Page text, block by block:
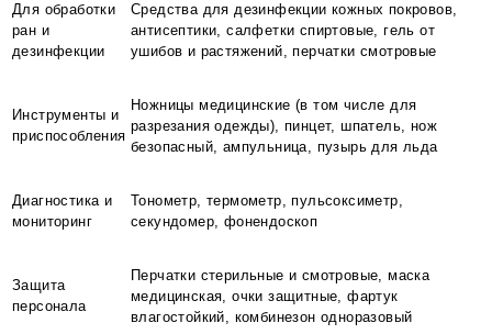
Для обработки
ран и
дезинфекции
Средства для дезинфекции кожных покровов,
антисептики, салфетки спиртовые, гель от
ушибов и растяжений, перчатки смотровые
Инструменты и
приспособления
Ножницы медицинские (в том числе для
разрезания одежды), пинцет, шпатель, нож
безопасный, ампульница, пузырь для льда
Диагностика и
мониторинг
Тонометр, термометр, пульсоксиметр,
секундомер, фонендоскоп
Защита
персонала
Перчатки стерильные и смотровые, маска
медицинская, очки защитные, фартук
влагостойкий, комбинезон одноразовый